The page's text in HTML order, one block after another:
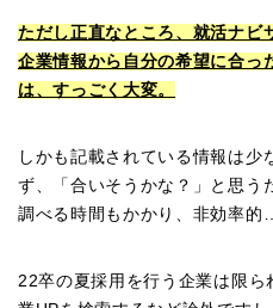
ただし正直なところ、就活ナビ
企業情報から自分の希望に合っ
は、すっごく大変。
しかも記載されている情報は少
ず、「合いそうかな？」と思う
調べる時間もかかり、非効率的
22卒の夏採用を行う企業は限